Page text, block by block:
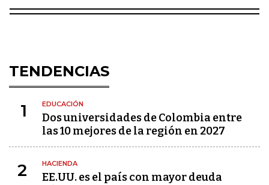
TENDENCIAS
1 EDUCACIÓN
Dos universidades de Colombia entre
las 10 mejores de la región en 2027
2 HACIENDA
EE.UU. es el país con mayor deuda